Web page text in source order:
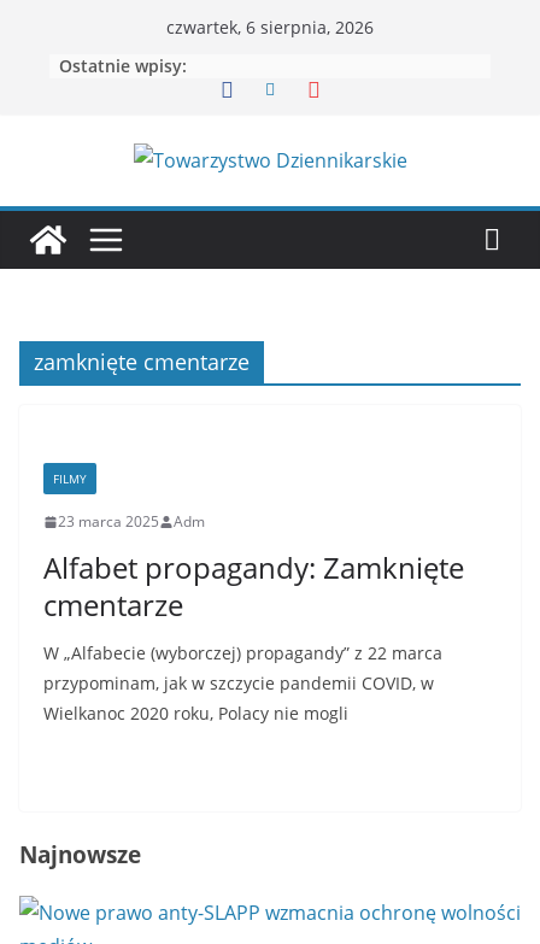
czwartek, 6 sierpnia, 2026
Ostatnie wpisy:
zamknięte cmentarze
FILMY
23 marca 2025 Adm
Alfabet propagandy: Zamknięte
cmentarze
W „Alfabecie (wyborczej) propagandy” z 22 marca
przypominam, jak w szczycie pandemii COVID, w
Wielkanoc 2020 roku, Polacy nie mogli
Najnowsze